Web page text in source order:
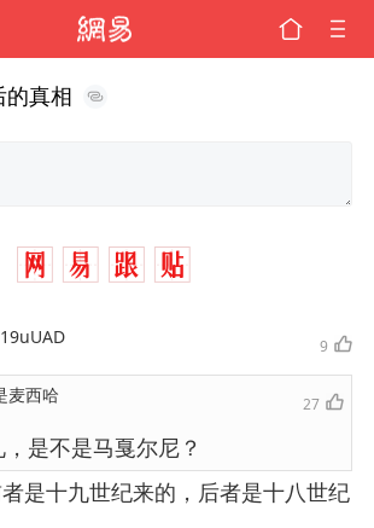
的真相
9
麦西哈 27
是不是马戛尔尼？
是十九世纪来的，后者是十八世纪